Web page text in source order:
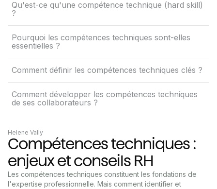
Qu'est-ce qu'une compétence technique (hard skill)
?
Pourquoi les compétences techniques sont-elles
essentielles ?
Comment définir les compétences techniques clés ?
Comment développer les compétences techniques
de ses collaborateurs ?
Helene Vally
Compétences techniques :
enjeux et conseils RH
Les compétences techniques constituent les fondations de
l'expertise professionnelle. Mais comment identifier et